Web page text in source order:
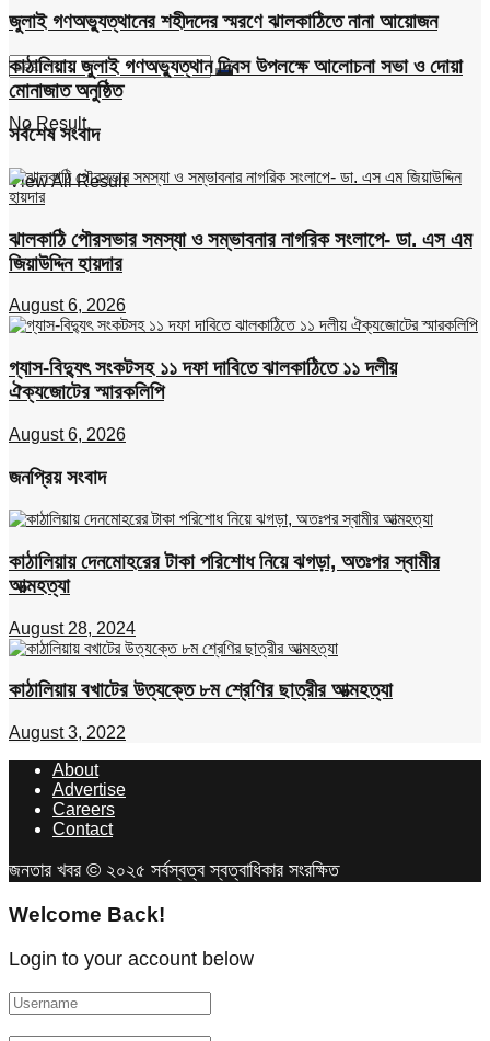
No Result
View All Result
জুলাই গণঅভ্যুত্থানের শহীদদের স্মরণে ঝালকাঠিতে নানা আয়োজন
কাঠালিয়ায় জুলাই গণঅভ্যুত্থান দিবস উপলক্ষে আলোচনা সভা ও দোয়া
মোনাজাত অনুষ্ঠিত
সর্বশেষ সংবাদ
ঝালকাঠি পৌরসভার সমস্যা ও সম্ভাবনার নাগরিক সংলাপে- ডা. এস এম
জিয়াউদ্দিন হায়দার
August 6, 2026
গ্যাস-বিদ্যুৎ সংকটসহ ১১ দফা দাবিতে ঝালকাঠিতে ১১ দলীয়
ঐক্যজোটের স্মারকলিপি
August 6, 2026
জনপ্রিয় সংবাদ
কাঠালিয়ায় দেনমোহরের টাকা পরিশোধ নিয়ে ঝগড়া, অতঃপর স্বামীর
আত্মহত্যা
August 28, 2024
কাঠালিয়ায় বখাটের উত্যক্তে ৮ম শ্রেণির ছাত্রীর আত্মহত্যা
August 3, 2022
About
Advertise
Careers
Contact
জনতার খবর © ২০২৫ সর্বস্বত্ব স্বত্বাধিকার সংরক্ষিত
Welcome Back!
Login to your account below